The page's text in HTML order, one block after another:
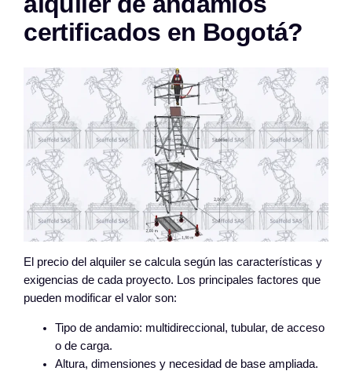
certificados en Bogotá?
El precio del alquiler se calcula según las características y
exigencias de cada proyecto. Los principales factores que
pueden modificar el valor son:
Tipo de andamio: multidireccional, tubular, de acceso
o de carga.
Altura, dimensiones y necesidad de base ampliada.